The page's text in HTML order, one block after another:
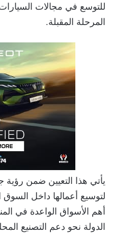
للتوسع في مجالات
المرحلة المقبلة.
يأتي هذا التعيين ضمن
لتوسيع أعمالها داخل
أهم الأسواق الواعدة في
الدولة نحو دعم التصنيع